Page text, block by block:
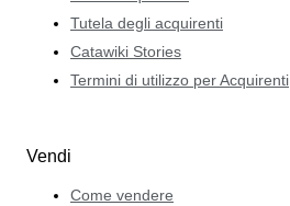
Tutela degli acquirenti
Catawiki Stories
Termini di utilizzo per Acquirenti
Vendi
Come vendere